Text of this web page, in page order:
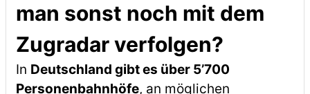
man sonst noch mit dem
Zugradar verfolgen?
In Deutschland gibt es über 5’700
Personenbahnhöfe, an möglichen